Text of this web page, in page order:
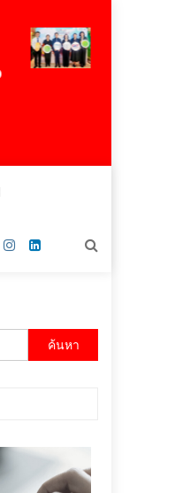
คต. ปลื้ม Think
สำเร็จตามเป้า สร้
ค้นหา